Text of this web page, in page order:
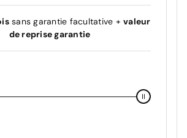
sans garantie facultative + valeur
de reprise garantie